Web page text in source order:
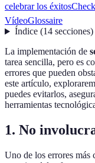
celebrar los éxitos
VídeoGlossaire
Índice(14 secciones)
La implementación de
tarea sencilla, pero es
errores que pueden
este artículo,
puedes evitarlos,
herramientas
1. No
Uno de los errores más